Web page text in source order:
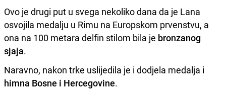
Ovo je drugi put u svega nekoliko dana da je Lana
osvojila medalju u Rimu na Europskom prvenstvu, a
ona na 100 metara delfin stilom bila je bronzanog
sjaja.
Naravno, nakon trke uslijedila je i dodjela medalja i
himna Bosne i Hercegovine.